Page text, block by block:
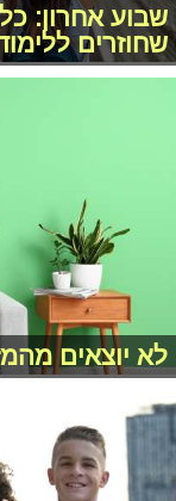
שבוע אחרון:
שחוזרים
לא יוצאים